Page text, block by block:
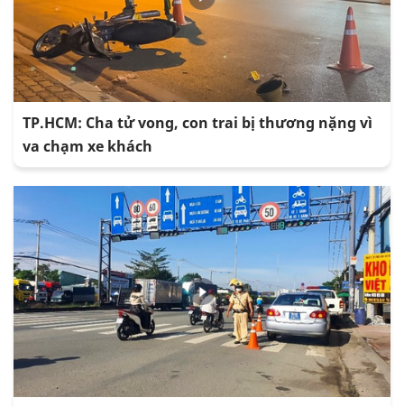
TP.HCM: Cha tử vong, con trai bị thương nặng vì
va chạm xe khách